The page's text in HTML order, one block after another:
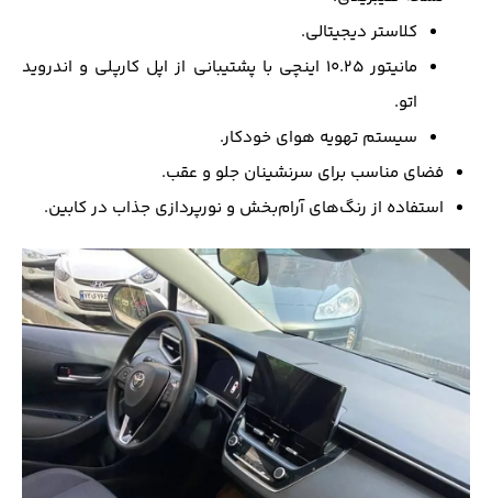
کلاستر دیجیتالی.
مانیتور ۱۰.۲۵ اینچی با پشتیبانی از اپل کارپلی و اندروید
اتو.
سیستم تهویه هوای خودکار.
فضای مناسب برای سرنشینان جلو و عقب.
استفاده از رنگ‌های آرام‌بخش و نورپردازی جذاب در کابین.